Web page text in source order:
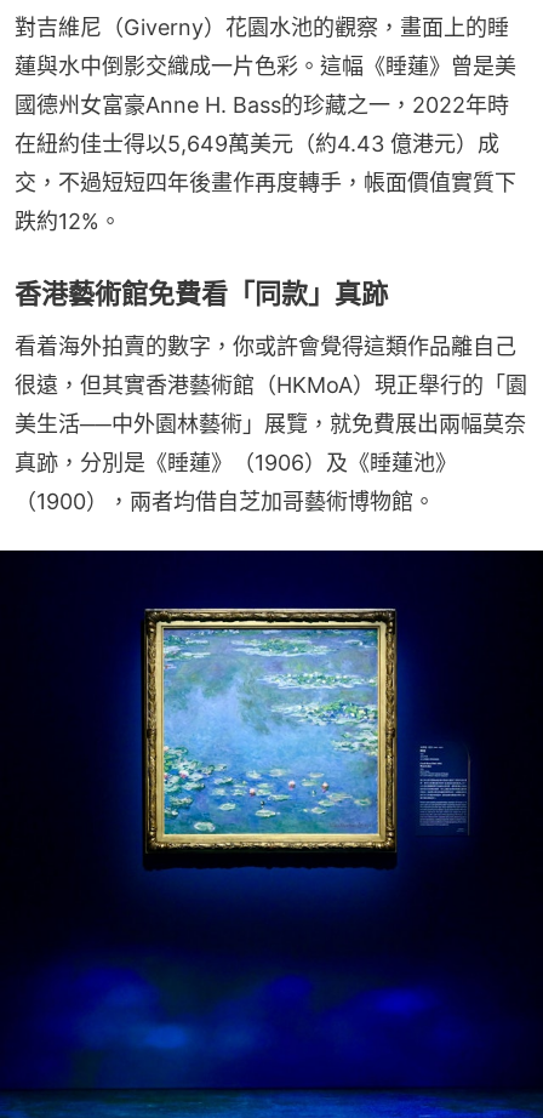
對吉維尼（Giverny）花園水池的觀察，畫面上的睡
蓮與水中倒影交織成一片色彩。這幅《睡蓮》曾是美
國德州女富豪Anne H. Bass的珍藏之一，2022年時
在紐約佳士得以5,649萬美元（約4.43 億港元）成
交，不過短短四年後畫作再度轉手，帳面價值實質下
跌約12%。
香港藝術館免費看「同款」真跡
看着海外拍賣的數字，你或許會覺得這類作品離自己
很遠，但其實香港藝術館（HKMoA）現正舉行的「園
美生活──中外園林藝術」展覽，就免費展出兩幅莫奈
真跡，分別是《睡蓮》（1906）及《睡蓮池》
（1900），兩者均借自芝加哥藝術博物館。